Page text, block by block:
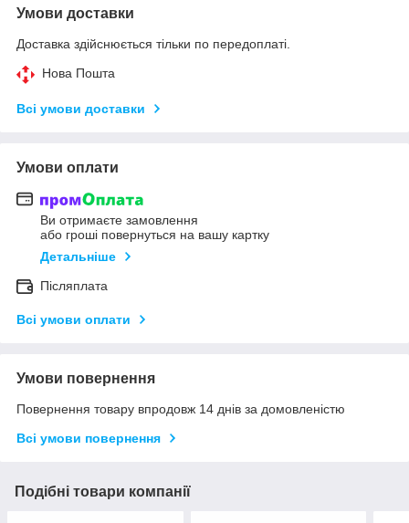
Умови доставки
Доставка здійснюється тільки по передоплаті.
Нова Пошта
Всі умови доставки
Умови оплати
Ви отримаєте замовлення
або гроші повернуться на вашу картку
Детальніше
Післяплата
Всі умови оплати
Умови повернення
Повернення товару впродовж 14 днів за домовленістю
Всі умови повернення
Подібні товари компанії